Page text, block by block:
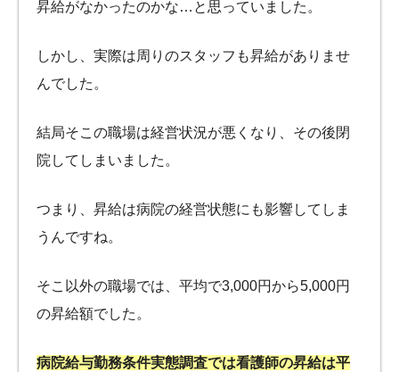
昇給がなかったのかな…と思っていました。
しかし、実際は周りのスタッフも昇給がありませ
んでした。
結局そこの職場は経営状況が悪くなり、その後閉
院してしまいました。
つまり、昇給は病院の経営状態にも影響してしま
うんですね。
そこ以外の職場では、平均で3,000円から5,000円
の昇給額でした。
病院給与勤務条件実態調査では看護師の昇給は平